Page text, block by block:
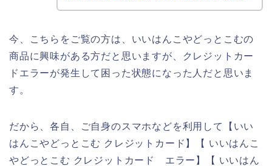
今、こちらをご覧の方は、いいはんこやどっとこむの
商品に興味がある方だと思いますが、クレジットカー
ドエラーが発生して困った状態になった人だと思いま
す。
だから、各自、ご自身のスマホなどを利用して【いい
はんこやどっとこむ クレジットカード】【 いいはんこ
やどっとこむ クレジットカード エラー】【 いいはん